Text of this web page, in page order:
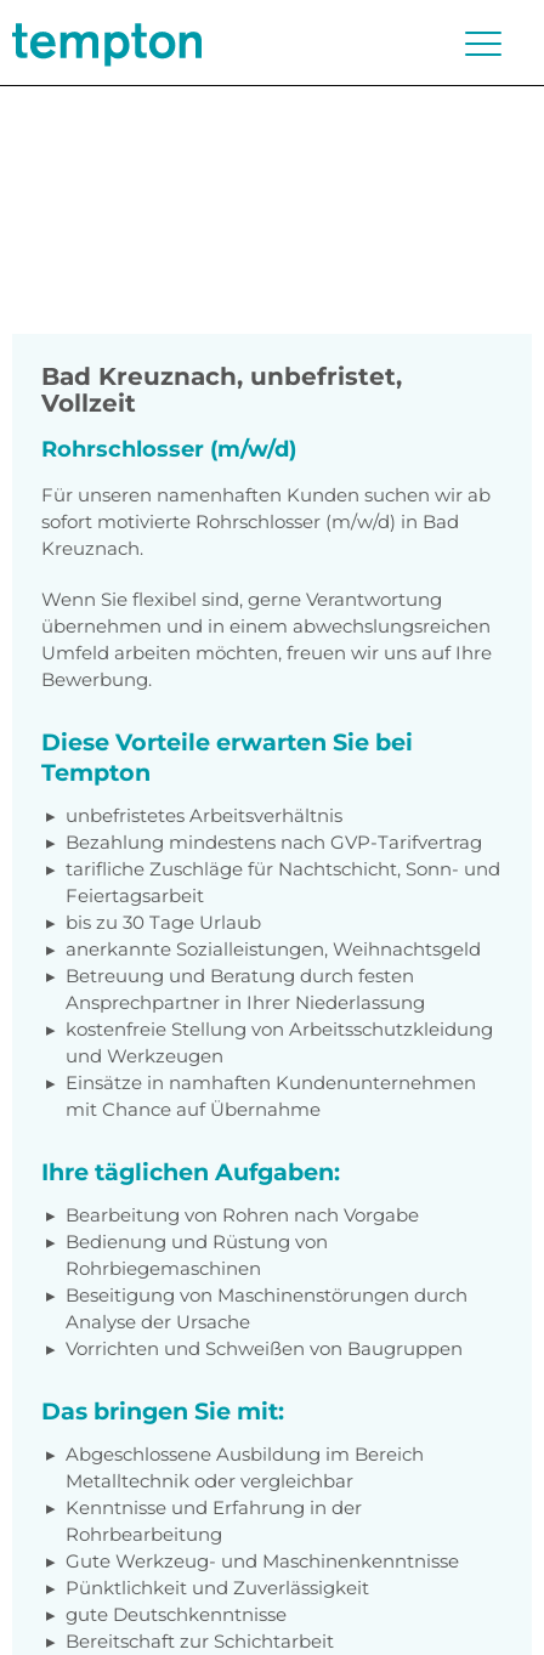
Bad Kreuznach, unbefristet,
Vollzeit
Rohrschlosser (m/w/d)
Für unseren namenhaften Kunden suchen wir ab
sofort motivierte Rohrschlosser (m/w/d) in Bad
Kreuznach.
Wenn Sie flexibel sind, gerne Verantwortung
übernehmen und in einem abwechslungsreichen
Umfeld arbeiten möchten, freuen wir uns auf Ihre
Bewerbung.
Diese Vorteile erwarten Sie bei
Tempton
unbefristetes Arbeitsverhältnis
Bezahlung mindestens nach GVP-Tarifvertrag
tarifliche Zuschläge für Nachtschicht, Sonn- und
Feiertagsarbeit
bis zu 30 Tage Urlaub
anerkannte Sozialleistungen, Weihnachtsgeld
Betreuung und Beratung durch festen
Ansprechpartner in Ihrer Niederlassung
kostenfreie Stellung von Arbeitsschutzkleidung
und Werkzeugen
Einsätze in namhaften Kundenunternehmen
mit Chance auf Übernahme
Ihre täglichen Aufgaben:
Bearbeitung von Rohren nach Vorgabe
Bedienung und Rüstung von
Rohrbiegemaschinen
Beseitigung von Maschinenstörungen durch
Analyse der Ursache
Vorrichten und Schweißen von Baugruppen
Das bringen Sie mit:
Abgeschlossene Ausbildung im Bereich
Metalltechnik oder vergleichbar
Kenntnisse und Erfahrung in der
Rohrbearbeitung
Gute Werkzeug- und Maschinenkenntnisse
Pünktlichkeit und Zuverlässigkeit
gute Deutschkenntnisse
Bereitschaft zur Schichtarbeit